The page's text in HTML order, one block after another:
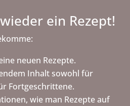
ein Rezept!
neuen Rezepte.
Inhalt sowohl für
Fortgeschrittene.
wie man Rezepte auf